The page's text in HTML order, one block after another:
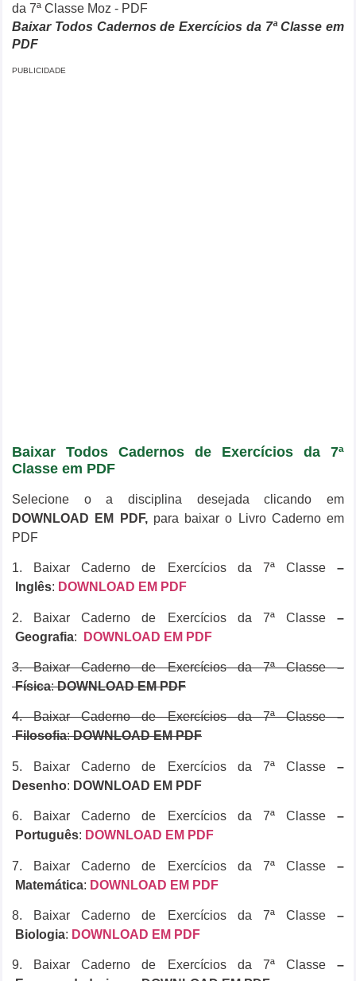
Baixar Todos Cadernos de Exercícios da 7ª Classe em
PDF
PUBLICIDADE
Baixar Todos Cadernos de Exercícios da 7ª
Classe em PDF
Selecione o a disciplina desejada clicando em
DOWNLOAD EM PDF,para baixar o Livro Caderno em
PDF
1. Baixar Caderno de Exercícios da 7ª Classe–
Inglês: DOWNLOAD EM PDF
2. Baixar Caderno de Exercícios da 7ª Classe–
Geografia: DOWNLOAD EM PDF
3. Baixar Caderno de Exercícios da 7ª Classe–
Física:DOWNLOAD EM PDF
4. Baixar Caderno de Exercícios da 7ª Classe–
Filosofia:DOWNLOAD EM PDF
5. Baixar Caderno de Exercícios da 7ª Classe–
Desenho: DOWNLOAD EM PDF
6. Baixar Caderno de Exercícios da 7ª Classe–
Português: DOWNLOAD EM PDF
7. Baixar Caderno de Exercícios da 7ª Classe–
Matemática: DOWNLOAD EM PDF
8. Baixar Caderno de Exercícios da 7ª Classe–
Biologia: DOWNLOAD EM PDF
9. Baixar Caderno de Exercícios da 7ª Classe–